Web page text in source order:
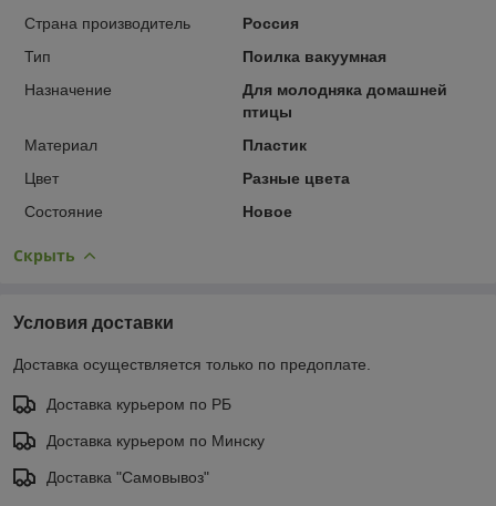
Страна производитель
Россия
Тип
Поилка вакуумная
Назначение
Для молодняка домашней
птицы
Материал
Пластик
Цвет
Разные цвета
Состояние
Новое
Скрыть
Условия доставки
Доставка осуществляется только по предоплате.
Доставка курьером по РБ
Доставка курьером по Минску
Доставка "Самовывоз"